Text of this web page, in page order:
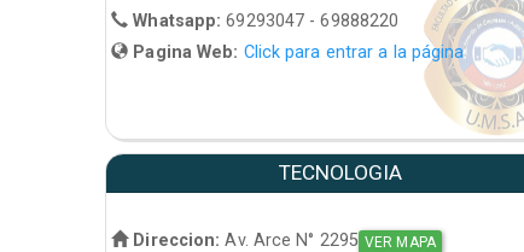
Whatsapp:69293047 - 69888220
Pagina Web: Click para entrar a la página
TECNOLOGIA
Direccion: Av. Arce N° 2295 VER MAPA